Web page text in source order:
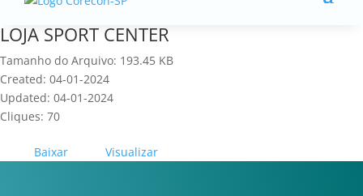
LOJA SPORT CENTER
Tamanho do Arquivo: 193.45 KB
Created: 04-01-2024
Updated: 04-01-2024
Cliques: 70
Baixar Visualizar